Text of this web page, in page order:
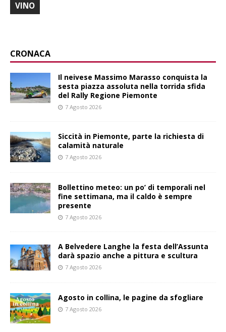
VINO
CRONACA
Il neivese Massimo Marasso conquista la
sesta piazza assoluta nella torrida sfida
del Rally Regione Piemonte
7 Agosto 2026
Siccità in Piemonte, parte la richiesta di
calamità naturale
7 Agosto 2026
Bollettino meteo: un po’ di temporali nel
fine settimana, ma il caldo è sempre
presente
7 Agosto 2026
A Belvedere Langhe la festa dell’Assunta
darà spazio anche a pittura e scultura
7 Agosto 2026
Agosto in collina, le pagine da sfogliare
7 Agosto 2026